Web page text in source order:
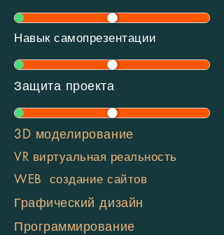
Навык самопрезентации
Защита проекта
3D моделирование
VR виртуальная реальность
WEB создание сайтов
Графический дизайн
Программирование